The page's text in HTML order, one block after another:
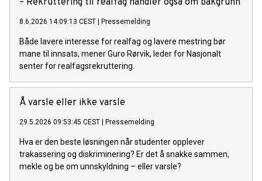
– Rekruttering til realfag handler også om bakgrunn
8.6.2026 14:09:13 CEST Pressemelding
Både lavere interesse for realfag og lavere mestring bør
mane til innsats, mener Guro Rørvik, leder for Nasjonalt
senter for realfagsrekruttering.
Å varsle eller ikke varsle
29.5.2026 09:53:45 CEST Pressemelding
Hva er den beste løsningen når studenter opplever
trakassering og diskriminering? Er det å snakke sammen,
mekle og be om unnskyldning – eller varsle?